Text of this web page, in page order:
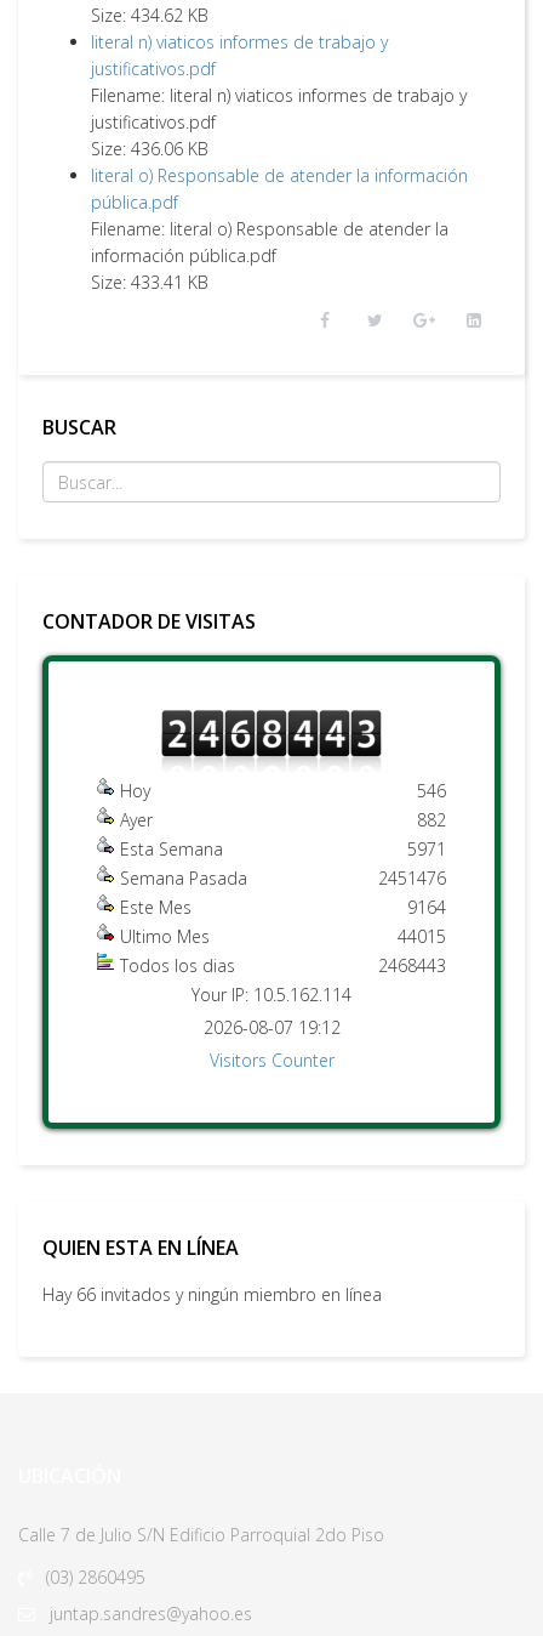
Size: 434.62 KB
literal n) viaticos informes de trabajo y
justificativos.pdf
Filename: literal n) viaticos informes de trabajo y
justificativos.pdf
Size: 436.06 KB
literal o) Responsable de atender la información
pública.pdf
Filename: literal o) Responsable de atender la
información pública.pdf
Size: 433.41 KB
BUSCAR
CONTADOR DE VISITAS
Hoy
Ayer
Esta Semana
Semana Pasada
Este Mes
Ultimo Mes
Todos los dias
546
882
5971
2451476
9164
44015
2468443
Your IP: 10.5.162.114
2026-08-07 19:12
Visitors Counter
QUIEN ESTA EN LÍNEA
Hay 66 invitados y ningún miembro en línea
Calle 7 de Julio S/N Edificio Parroquial 2do Piso
(03) 2860495
juntap.sandres@yahoo.es